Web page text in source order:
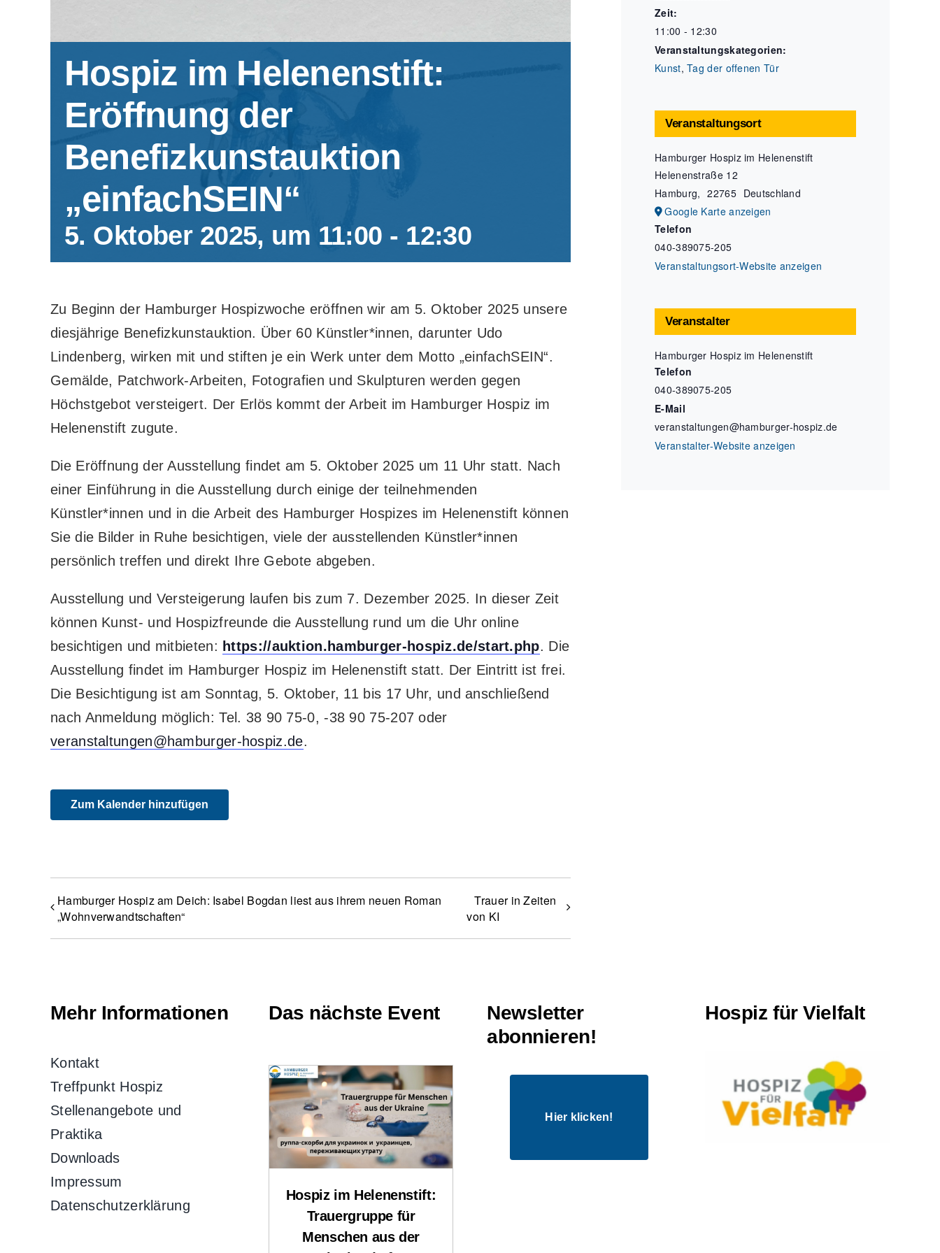
Hospiz im Helenenstift:
Eröffnung der
Benefizkunstauktion
„einfachSEIN“
5. Oktober 2025, um 11:00 - 12:30
Zu Beginn der Hamburger Hospizwoche eröffnen wir am 5. Oktober 2025 unsere
diesjährige Benefizkunstauktion. Über 60 Künstler*innen, darunter Udo
Lindenberg, wirken mit und stiften je ein Werk unter dem Motto „einfachSEIN“.
Gemälde, Patchwork-Arbeiten, Fotografien und Skulpturen werden gegen
Höchstgebot versteigert. Der Erlös kommt der Arbeit im Hamburger Hospiz im
Helenenstift zugute.
Die Eröffnung der Ausstellung findet am 5. Oktober 2025 um 11 Uhr statt. Nach
einer Einführung in die Ausstellung durch einige der teilnehmenden
Künstler*innen und in die Arbeit des Hamburger Hospizes im Helenenstift können
Sie die Bilder in Ruhe besichtigen, viele der ausstellenden Künstler*innen
persönlich treffen und direkt Ihre Gebote abgeben.
Ausstellung und Versteigerung laufen bis zum 7. Dezember 2025. In dieser Zeit
können Kunst- und Hospizfreunde die Ausstellung rund um die Uhr online
besichtigen und mitbieten: https://auktion.hamburger-hospiz.de/start.php. Die
Ausstellung findet im Hamburger Hospiz im Helenenstift statt. Der Eintritt ist frei.
Die Besichtigung ist am Sonntag, 5. Oktober, 11 bis 17 Uhr, und anschließend
nach Anmeldung möglich: Tel. 38 90 75-0, -38 90 75-207 oder
veranstaltungen@hamburger-hospiz.de.
Zum Kalender hinzufügen
Hamburger Hospiz am Deich: Isabel Bogdan liest aus ihrem neuen Roman
„Wohnverwandtschaften“
Trauer in Zeiten
von KI
Zeit:
11:00 - 12:30
Veranstaltungskategorien:
Kunst,Tag der offenen Tür
Veranstaltungsort
Hamburger Hospiz im Helenenstift
Helenenstraße 12
Hamburg, 22765 Deutschland
Google Karte anzeigen
Telefon
040-389075-205
Veranstaltungsort-Website anzeigen
Veranstalter
Hamburger Hospiz im Helenenstift
Telefon
040-389075-205
E-Mail
veranstaltungen@hamburger-hospiz.de
Veranstalter-Website anzeigen
Mehr Informationen
Kontakt
Treffpunkt Hospiz
Stellenangebote und
Praktika
Downloads
Impressum
Datenschutzerklärung
Das nächste Event
Hospiz im Helenenstift:
Trauergruppe für
Menschen aus der
Newsletter
abonnieren!
Hier klicken!
Hospiz für Vielfalt